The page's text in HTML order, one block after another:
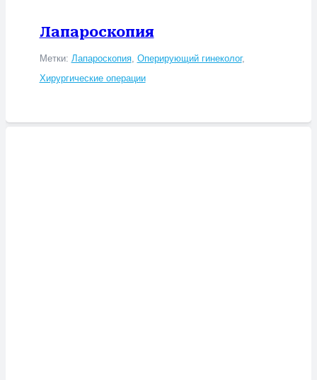
Лапароскопия
Метки: Лапароскопия, Оперирующий гинеколог,
Хирургические операции